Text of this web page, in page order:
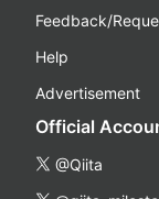
Feedback/
Help
Advertisement
Official
@Qiita